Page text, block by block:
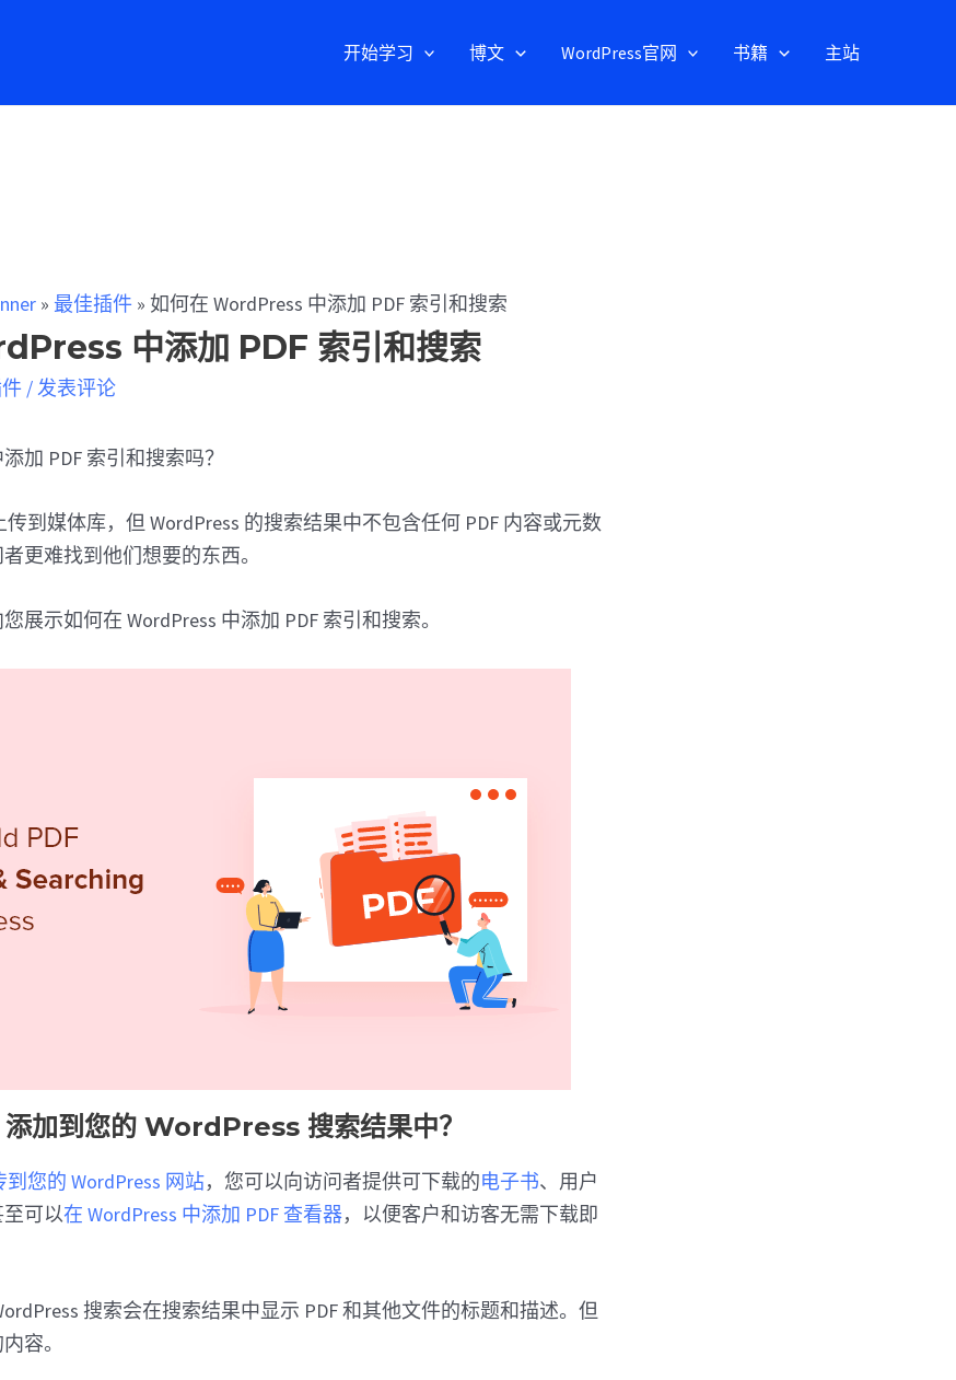
开始学习 博文 WordPress官网 书籍 主站
» 最佳插件 »如何在 WordPress 中添加 PDF 索引和搜索
中添加 PDF 索引和搜索
/发表评论
加 PDF 索引和搜索吗？
传到媒体库，但 WordPress 的搜索结果中不包含任何 PDF 内容或元数
更难找到他们想要的东西。
展示如何在 WordPress 中添加 PDF 索引和搜索。
加到您的 WordPress 搜索结果中？
到您的 WordPress 网站，您可以向访问者提供可下载的电子书、用户
可以在 WordPress 中添加 PDF 查看器，以便客户和访客无需下载即
搜索会在搜索结果中显示 PDF 和其他文件的标题和描述。但
容。